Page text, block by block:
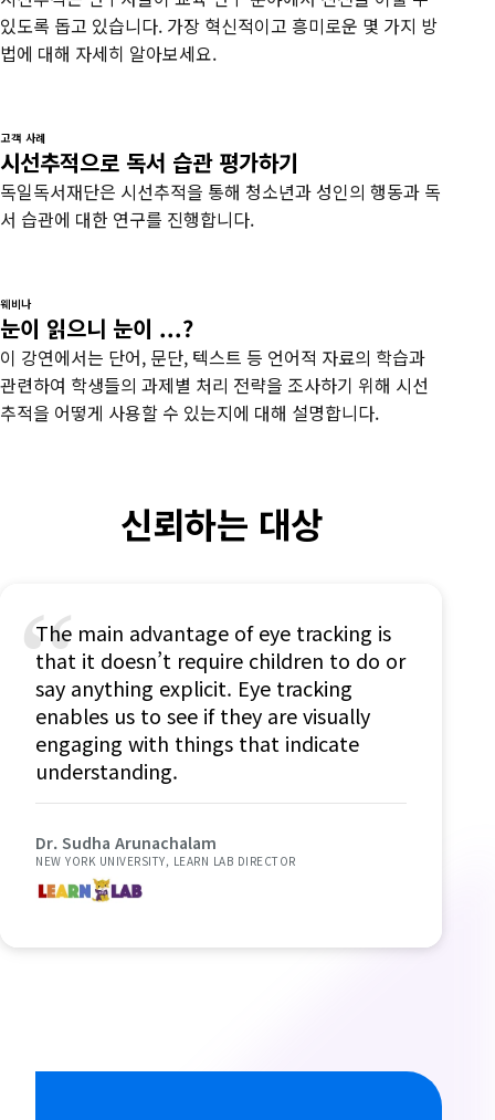
있도록 돕고 있습니다. 가장 혁신적이고 흥미로운 몇 가지 방
법에 대해 자세히 알아보세요.
고객 사례
시선추적으로 독서 습관 평가하기
독일독서재단은 시선추적을 통해 청소년과 성인의 행동과 독
서 습관에 대한 연구를 진행합니다.
웨비나
눈이 읽으니 눈이 ...?
이 강연에서는 단어, 문단, 텍스트 등 언어적 자료의 학습과
관련하여 학생들의 과제별 처리 전략을 조사하기 위해 시선
추적을 어떻게 사용할 수 있는지에 대해 설명합니다.
신뢰하는 대상
“
The main advantage of eye tracking is
that it doesn’t require children to do or
say anything explicit. Eye tracking
enables us to see if they are visually
engaging with things that indicate
understanding.
Dr. Sudha Arunachalam
NEW YORK UNIVERSITY, LEARN LAB DIRECTOR